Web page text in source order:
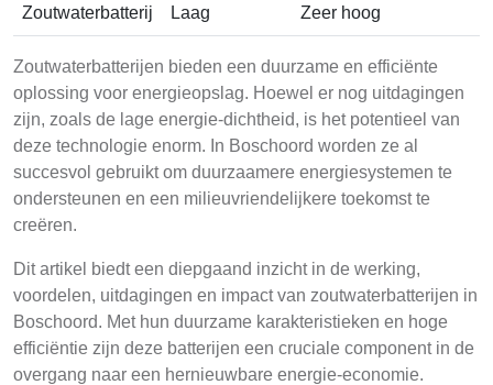
Zoutwaterbatterij Laag Zeer hoog
Zoutwaterbatterijen bieden een duurzame en efficiënte
oplossing voor energieopslag. Hoewel er nog uitdagingen
zijn, zoals de lage energie-dichtheid, is het potentieel van
deze technologie enorm. In Boschoord worden ze al
succesvol gebruikt om duurzaamere energiesystemen te
ondersteunen en een milieuvriendelijkere toekomst te
creëren.
Dit artikel biedt een diepgaand inzicht in de werking,
voordelen, uitdagingen en impact van zoutwaterbatterijen in
Boschoord. Met hun duurzame karakteristieken en hoge
efficiëntie zijn deze batterijen een cruciale component in de
overgang naar een hernieuwbare energie-economie.